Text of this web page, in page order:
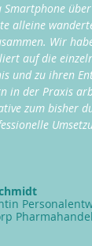
alleine
Wir
auf die
und zu ihren
in der Praxis
zum bisher